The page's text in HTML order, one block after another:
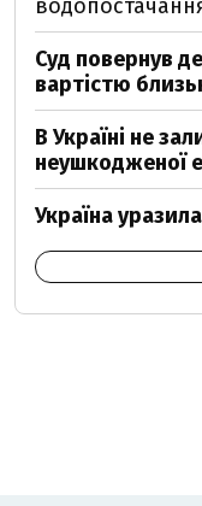
Суд повернув
вартістю
В Україні не
неушкодженої
Україна